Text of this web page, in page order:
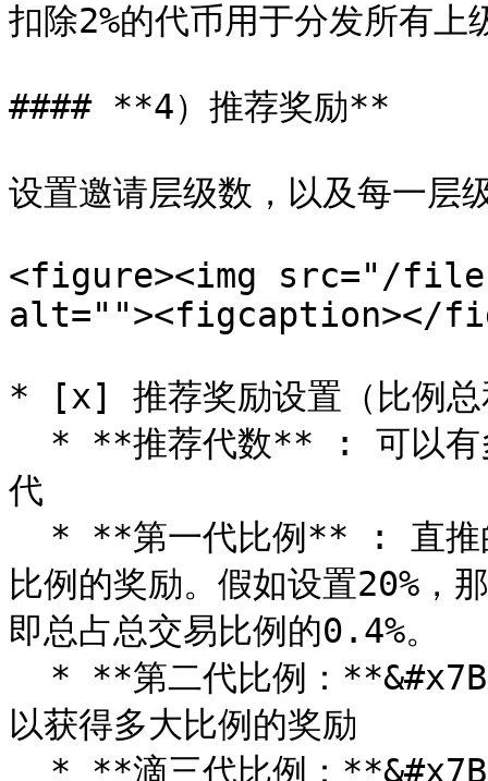
扣除2%的代币用于分发所有上
#### **4）推荐奖励**
设置邀请层级数，以及每一层
<figure><img src="/
alt=""><figcaption></
* [x] 推荐奖励设置（比例总
代
比例的奖励。假如设置20%，
即总占总交易比例的0.4%。
以获得多大比例的奖励